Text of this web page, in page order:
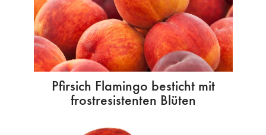
Pfirsich Flamingo besticht mit
frostresistenten Blüten